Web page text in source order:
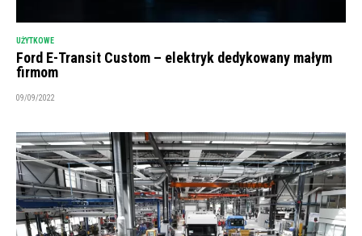
UŻYTKOWE
Ford E-Transit Custom – elektryk dedykowany małym
firmom
09/09/2022